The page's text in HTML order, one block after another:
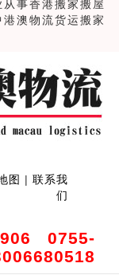
事香港搬家搬屋
澳物流货运搬家
图 | 联系我
们
0755-